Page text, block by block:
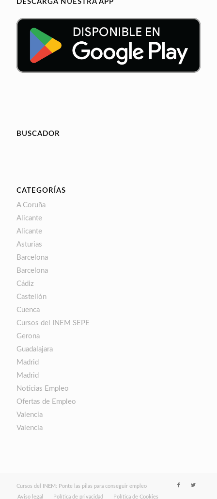
DESCARGA NUESTRA APP
BUSCADOR
CATEGORÍAS
A Coruña
Alicante
Alicante
Asturias
Barcelona
Barcelona
Cádiz
Castellón
Cuenca
Cursos del INEM SEPE
Gerona
Guadalajara
Madrid
Madrid
Noticias Empleo
Ofertas de Empleo
Valencia
Valencia
Cursos del INEM: Ponte las pilas para conseguir empleo
Aviso legal
Política de privacidad Política de Cookies